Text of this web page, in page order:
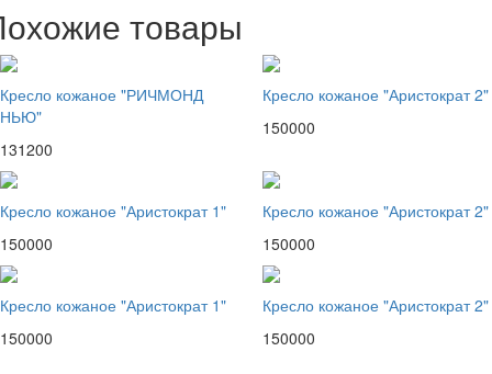
товары
Кресло кожаное "РИЧМОНД
НЬЮ"
131200
Кресло кожаное "Аристократ 2"
150000
Кресло кожаное "Аристократ 1"
150000
Кресло кожаное "Аристократ 2"
150000
Кресло кожаное "Аристократ 1"
150000
Кресло кожаное "Аристократ 2"
150000